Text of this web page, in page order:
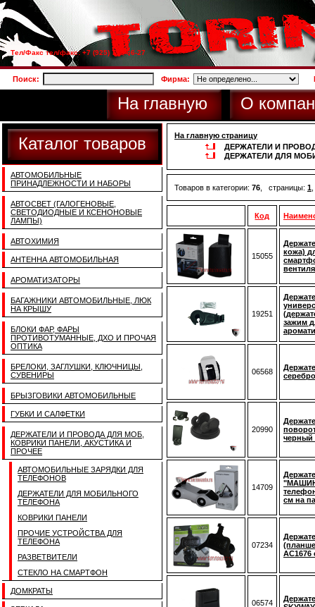
Тел/Факс тел/факс: +7 (925) 733-66-27
Поиск: Фирма:
На главную О
Каталог товаров
АВТОМОБИЛЬНЫЕ
ПРИНАДЛЕЖНОСТИ И НАБОРЫ
АВТОСВЕТ (ГАЛОГЕНОВЫЕ,
СВЕТОДИОДНЫЕ И КСЕНОНОВЫЕ
ЛАМПЫ)
АВТОХИМИЯ
АНТЕННА АВТОМОБИЛЬНАЯ
АРОМАТИЗАТОРЫ
БАГАЖНИКИ АВТОМОБИЛЬНЫЕ, ЛЮК
НА КРЫШУ
БЛОКИ ФАР, ФАРЫ
ПРОТИВОТУМАННЫЕ, ДХО И ПРОЧАЯ
ОПТИКА
БРЕЛОКИ, ЗАГЛУШКИ, КЛЮЧНИЦЫ,
СУВЕНИРЫ
БРЫЗГОВИКИ АВТОМОБИЛЬНЫЕ
ГУБКИ И САЛФЕТКИ
ДЕРЖАТЕЛИ И ПРОВОДА ДЛЯ МОБ,
КОВРИКИ ПАНЕЛИ, АКУСТИКА И
ПРОЧЕЕ
АВТОМОБИЛЬНЫЕ ЗАРЯДКИ ДЛЯ
ТЕЛЕФОНОВ
ДЕРЖАТЕЛИ ДЛЯ МОБИЛЬНОГО
ТЕЛЕФОНА
КОВРИКИ ПАНЕЛИ
ПРОЧИЕ УСТРОЙСТВА ДЛЯ
ТЕЛЕФОНА
РАЗВЕТВИТЕЛИ
СТЕКЛО НА СМАРТФОН
ДОМКРАТЫ
На главную страницу
ДЕРЖАТЕЛИ И
ДЕРЖАТЕЛИ ДЛЯ
Товаров в категории: 76 , страницы: 1
Код
15055
кожа)
19251
зажим
06568
20990
черный
14709
см на
07234
АС1676
06574